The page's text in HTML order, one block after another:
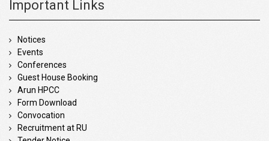
Important Links
Notices
Events
Conferences
Guest House Booking
Arun HPCC
Form Download
Convocation
Recruitment at RU